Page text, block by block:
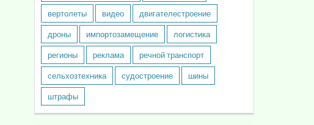
вертолеты
видео
двигателестроение
дроны
импортозамещение
логистика
регионы
реклама
речной транспорт
сельхозтехника
судостроение
шины
штрафы